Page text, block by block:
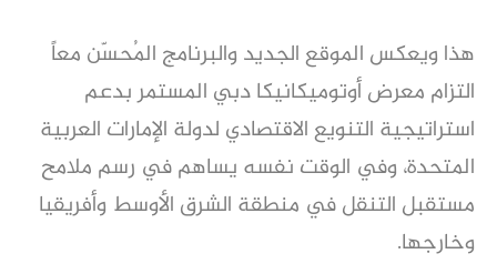
هذا ويعكس الموقع الجديد والبرنامج المُحسّن معاً
التزام معرض أوتوميكانيكا دبي المستمر بدعم
استراتيجية التنويع الاقتصادي لدولة الإمارات العربية
المتحدة، وفي الوقت نفسه يساهم في رسم ملامح
مستقبل التنقل في منطقة الشرق الأوسط وأفريقيا
وخارجها.